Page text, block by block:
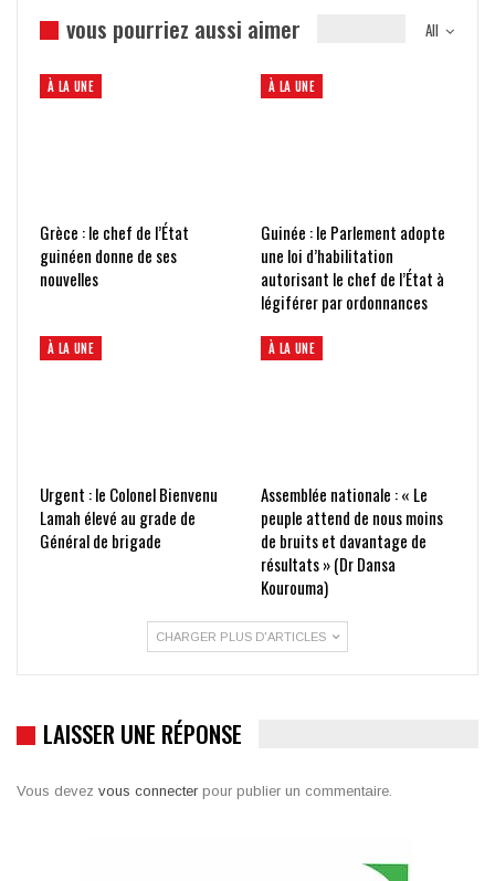
All
vous pourriez aussi aimer
À LA UNE
Grèce : le chef de l’État
guinéen donne de ses
nouvelles
À LA UNE
Guinée : le Parlement adopte
une loi d’habilitation
autorisant le chef de l’État à
légiférer par ordonnances
À LA UNE
Urgent : le Colonel Bienvenu
Lamah élevé au grade de
Général de brigade
À LA UNE
Assemblée nationale : « Le
peuple attend de nous moins
de bruits et davantage de
résultats » (Dr Dansa
Kourouma)
CHARGER PLUS D'ARTICLES
LAISSER UNE RÉPONSE
Vous devez vous connecter pour publier un commentaire.